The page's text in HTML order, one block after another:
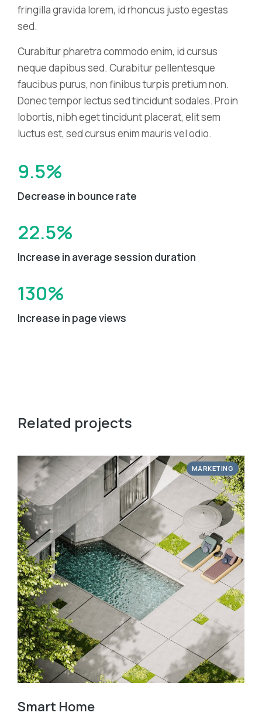
fringilla gravida lorem, id rhoncus justo egestas
sed.
Curabitur pharetra commodo enim, id cursus
neque dapibus sed. Curabitur pellentesque
faucibus purus, non finibus turpis pretium non.
Donec tempor lectus sed tincidunt sodales. Proin
lobortis, nibh eget tincidunt placerat, elit sem
luctus est, sed cursus enim mauris vel odio.
9.5%
Decrease in bounce rate
22.5%
Increase in average session duration
130%
Increase in page views
Related projects
MARKETING
Smart Home